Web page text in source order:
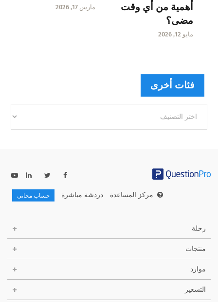
أهمية من أي وقت
مضى؟
مايو 12, 2026
مارس 17, 2026
فئات أخرى
أخرى
مركز المساعدة دردشة مباشرة حساب مجاني
رحلة
منتجات
موارد
التسعير